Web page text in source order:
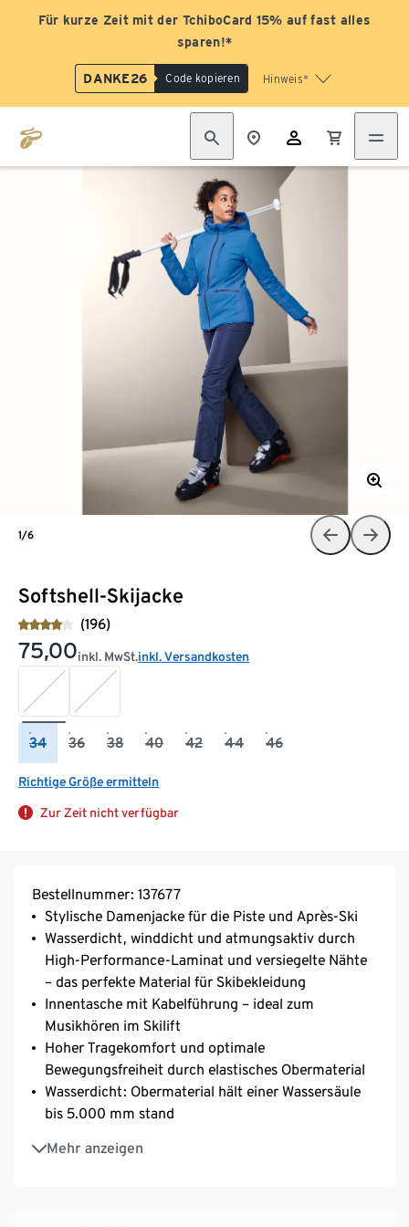
Für kurze Zeit mit der TchiboCard 15% auf fast alles
sparen!*
DANKE26 Code kopieren Hinweis*
Softshell-Skijacke
(196)
75,00inkl. MwSt.inkl. Versandkosten
34 36 38 40 42 44 46
Richtige Größe ermitteln
Zur Zeit nicht verfügbar
1/6
Bestellnummer: 137677
Stylische Damenjacke für die Piste und Après-Ski
Wasserdicht, winddicht und atmungsaktiv durch
High-Performance-Laminat und versiegelte Nähte
– das perfekte Material für Skibekleidung
Innentasche mit Kabelführung – ideal zum
Musikhören im Skilift
Hoher Tragekomfort und optimale
Bewegungsfreiheit durch elastisches Obermaterial
Wasserdicht: Obermaterial hält einer Wassersäule
bis 5.000 mm stand
Mehr anzeigen
Extrawarme, leichte High-Loft-Wattierung für eine
optimale Wärmeisolation